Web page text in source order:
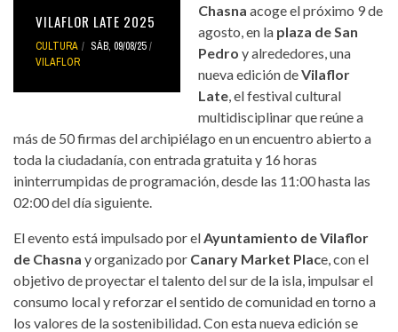
VILAFLOR LATE 2025
CULTURA
SÁB, 09/08/25
VILAFLOR
Chasnaacoge el próximo 9 de
agosto, en la plaza de San
Pedro y alrededores, una
nueva edición deVilaflor
Late, el festival cultural
multidisciplinar que reúne a
más de 50 firmas del archipiélago en un encuentro abierto a
toda la ciudadanía, con entrada gratuita y 16 horas
ininterrumpidas de programación, desde las 11:00 hasta las
02:00 del día siguiente.
El evento está impulsado por elAyuntamiento de Vilaflor
de Chasna y organizado por Canary Market Place, con el
objetivo de proyectar el talento del sur de la isla, impulsar el
consumo local y reforzar el sentido de comunidad en torno a
los valores de la sostenibilidad. Con esta nueva edición se